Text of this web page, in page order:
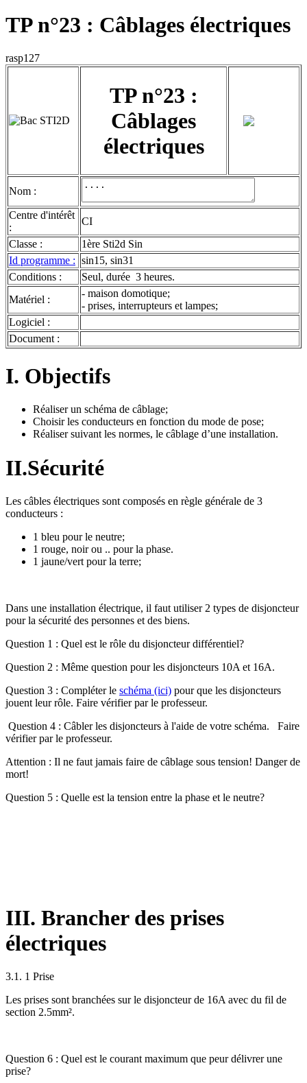
TP n°23 : Câblages électriques
rasp127
TP n°23 :
Câblages
électriques
Nom :
Centre d'intérêt
:
CI
Classe :
1ère Sti2d Sin
Id programme : sin15, sin31
Conditions :
Seul, durée 3 heures.
Matériel :
- maison domotique;
- prises, interrupteurs et lampes;
Logiciel :
Document :
I. Objectifs
Réaliser un schéma de câblage;
Choisir les conducteurs en fonction du mode de pose;
Réaliser suivant les normes, le câblage d’une installation.
II.Sécurité
Les câbles électriques sont composés en règle générale de 3
conducteurs :
1 bleu pour le neutre;
1 rouge, noir ou .. pour la phase.
1 jaune/vert pour la terre;
Dans une installation électrique, il faut utiliser 2 types de disjoncteur
pour la sécurité des personnes et des biens.
Question 1 : Quel est le rôle du disjoncteur différentiel?
Question 2 : Même question pour les disjoncteurs 10A et 16A.
Question 3 : Compléter le schéma (ici) pour que les disjoncteurs
jouent leur rôle. Faire vérifier par le professeur.
Question 4 : Câbler les disjoncteurs à l'aide de votre schéma. Faire
vérifier par le professeur.
Attention : Il ne faut jamais faire de câblage sous tension! Danger de
mort!
Question 5 : Quelle est la tension entre la phase et le neutre?
III. Brancher des prises
électriques
3.1. 1 Prise
Les prises sont branchées sur le disjoncteur de 16A avec du fil de
section 2.5mm².
Question 6 : Quel est le courant maximum que peur délivrer une
prise?